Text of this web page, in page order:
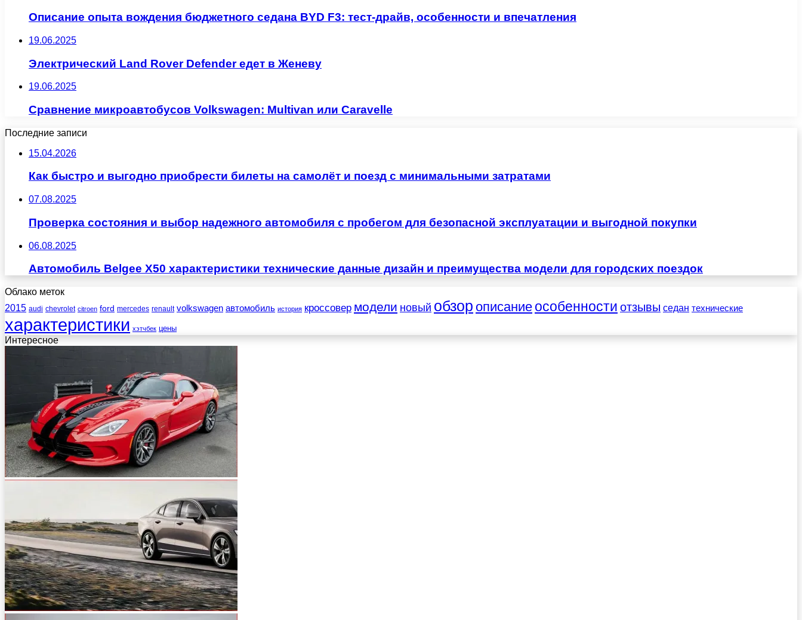
Описание опыта вождения бюджетного седана BYD F3: тест-драйв, особенности и впечатления
19.06.2025
Электрический Land Rover Defender едет в Женеву
19.06.2025
Сравнение микроавтобусов Volkswagen: Multivan или Caravelle
Последние записи
15.04.2026
Как быстро и выгодно приобрести билеты на самолёт и поезд с минимальными затратами
07.08.2025
Проверка состояния и выбор надежного автомобиля с пробегом для безопасной эксплуатации и выгодной покупки
06.08.2025
Автомобиль Belgee X50 характеристики технические данные дизайн и преимущества модели для городских поездок
Облако меток
2015 audi chevrolet citroen ford mercedes renault volkswagen автомобиль история кроссовер модели новый обзор описание особенности отзывы седан технические
характеристики хэтчбек цены
Интересное